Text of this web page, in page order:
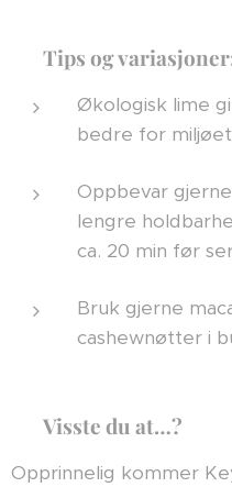
Tips og
Økologisk lime
bedre for
Oppbevar
lengre
ca. 20 min før
Bruk gjerne
cashewnøtter i
Visste du at…?
Opprinnelig kommer